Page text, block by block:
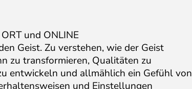
und ONLINE
Geist. Zu verstehen, wie der Geist
zu transformieren, Qualitäten zu
entwickeln und allmählich ein Gefühl von
und Einstellungen